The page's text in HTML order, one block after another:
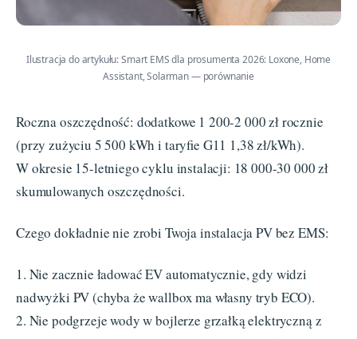
Ilustracja do artykułu: Smart EMS dla prosumenta 2026: Loxone, Home
Assistant, Solarman — porównanie
Roczna oszczędność: dodatkowe 1 200-2 000 zł rocznie
(przy zużyciu 5 500 kWh i taryfie G11 1,38 zł/kWh).
W okresie 15-letniego cyklu instalacji: 18 000-30 000 zł
skumulowanych oszczędności.
Czego dokładnie nie zrobi Twoja instalacja PV bez EMS:
1. Nie zacznie ładować EV automatycznie, gdy widzi
nadwyżki PV (chyba że wallbox ma własny tryb ECO).
2. Nie podgrzeje wody w bojlerze grzałką elektryczną z